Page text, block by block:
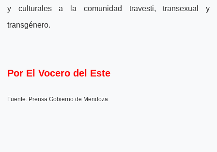
y culturales a la comunidad travesti, transexual y
transgénero.
Por El Vocero del Este
Fuente: Prensa Gobierno de Mendoza